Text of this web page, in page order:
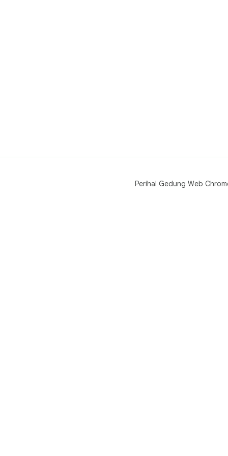
Perihal Gedung Web